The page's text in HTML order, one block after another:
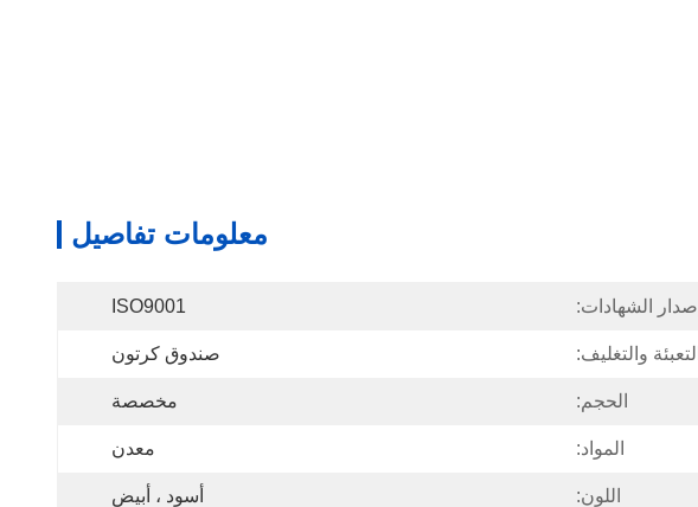
معلومات تفاصيل
إصدار الشهادات: ISO9001
التعبئة والتغليف: صندوق كرتون
الحجم: مخصصة
المواد: معدن
اللون: أسود ، أبيض